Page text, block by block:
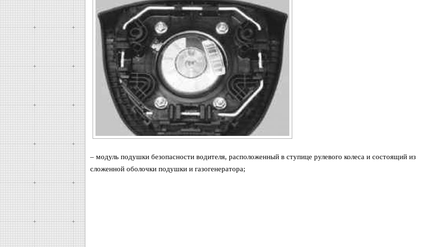
– модуль подушки безопасности водителя, расположенный в ступице рулевого колеса и состоящий из
сложенной оболочки подушки и газогенератора;